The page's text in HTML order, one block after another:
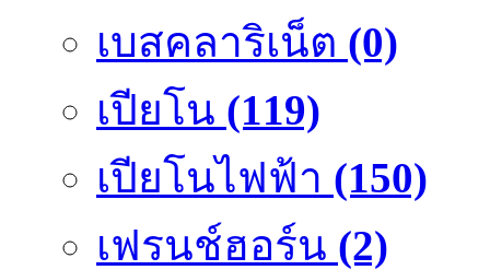
เบสคลาริเน็ต (0)
เปียโน (119)
เปียโนไฟฟ้า (150)
เฟรนช์ฮอร์น (2)